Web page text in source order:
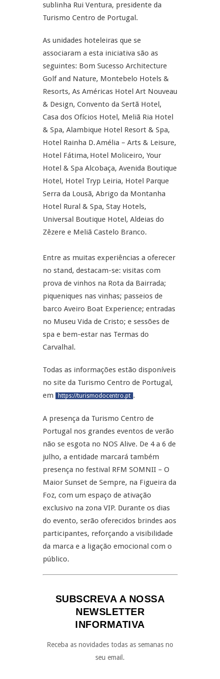
sublinha Rui Ventura, presidente da
Turismo Centro de Portugal.
As unidades hoteleiras que se
associaram a esta iniciativa são as
seguintes: Bom Sucesso Architecture
Golf and Nature, Montebelo Hotels &
Resorts, As Américas Hotel Art Nouveau
& Design, Convento da Sertã Hotel,
Casa dos Ofícios Hotel, Meliã Ria Hotel
& Spa, Alambique Hotel Resort & Spa,
Hotel Rainha D. Amélia – Arts & Leisure,
Hotel Fátima, Hotel Moliceiro, Your
Hotel & Spa Alcobaça, Avenida Boutique
Hotel, Hotel Tryp Leiria, Hotel Parque
Serra da Lousã, Abrigo da Montanha
Hotel Rural & Spa, Stay Hotels,
Universal Boutique Hotel, Aldeias do
Zêzere e Meliã Castelo Branco.
Entre as muitas experiências a oferecer
no stand, destacam-se: visitas com
prova de vinhos na Rota da Bairrada;
piqueniques nas vinhas; passeios de
barco Aveiro Boat Experience; entradas
no Museu Vida de Cristo; e sessões de
spa e bem-estar nas Termas do
Carvalhal.
Todas as informações estão disponíveis
no site da Turismo Centro de Portugal,
em
https://turismodocentro.pt .
A presença da Turismo Centro de
Portugal nos grandes eventos de verão
não se esgota no NOS Alive. De 4 a 6 de
julho, a entidade marcará também
presença no festival RFM SOMNII – O
Maior Sunset de Sempre, na Figueira da
Foz, com um espaço de ativação
exclusivo na zona VIP. Durante os dias
do evento, serão oferecidos brindes aos
participantes, reforçando a visibilidade
da marca e a ligação emocional com o
público.
SUBSCREVA A NOSSA
NEWSLETTER
INFORMATIVA
Receba as novidades todas as semanas no
seu email.